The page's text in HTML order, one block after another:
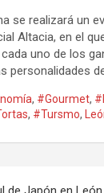
se realizará un
Altacia, en el
uno de los
personalidades
, #Gourmet,
, #Tursmo,